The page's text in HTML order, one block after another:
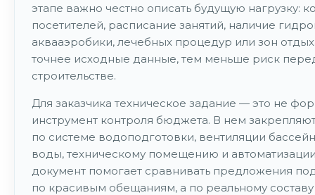
этапе важно честно описать будущую нагрузку:
посетителей, расписание занятий, наличие
аквааэробики, лечебных процедур или зон
точнее исходные данные, тем меньше риск
строительстве.
Для заказчика техническое задание — это не
инструмент контроля бюджета. В нем
по системе водоподготовки, вентиляции
воды, техническому помещению и
документ помогает сравнивать предложения
по красивым обещаниям, а по реальному